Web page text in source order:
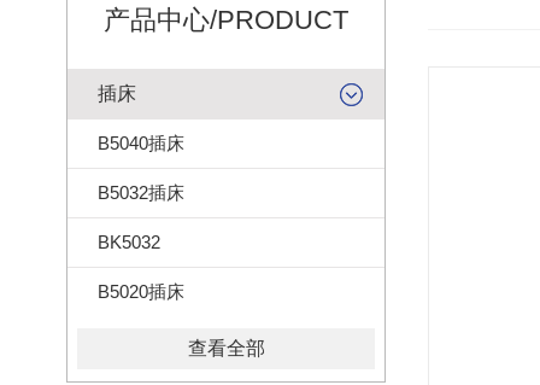
产品中心/PRODUCT
插床
B5040插床
B5032插床
BK5032
B5020插床
查看全部